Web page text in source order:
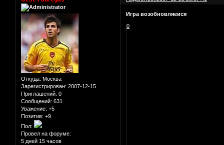
Откуда: Москва
Зарегистрирован: 2007-12-15
Приглашений: 0
Сообщений: 631
Уважение: +5
Позитив: +9
Пол:
Провел на форуме:
5 дней 15 часов
Игра возобновляеися
0